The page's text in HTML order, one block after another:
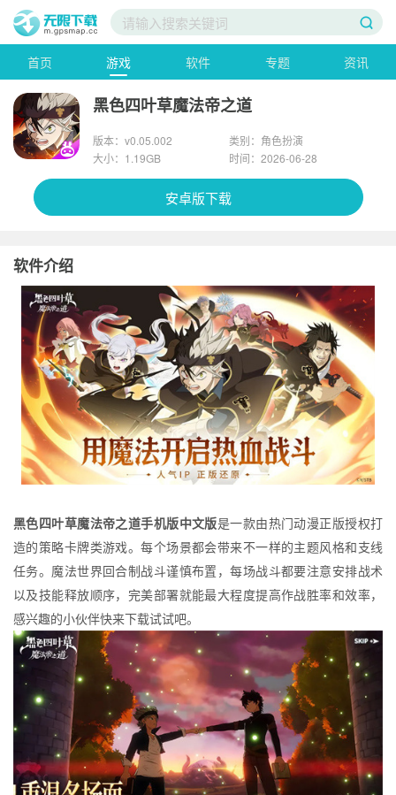
首页 游戏 软件 专题 资讯
黑色四叶草魔法帝之道
版本：v0.05.002
类别：角色扮演
大小：1.19GB
时间：2026-06-28
安卓版下载
软件介绍
黑色四叶草魔法帝之道手机版中文版是一款由热门动漫正版授权打
造的策略卡牌类游戏。每个场景都会带来不一样的主题风格和支线
任务。魔法世界回合制战斗谨慎布置，每场战斗都要注意安排战术
以及技能释放顺序，完美部署就能最大程度提高作战胜率和效率，
感兴趣的小伙伴快来下载试试吧。